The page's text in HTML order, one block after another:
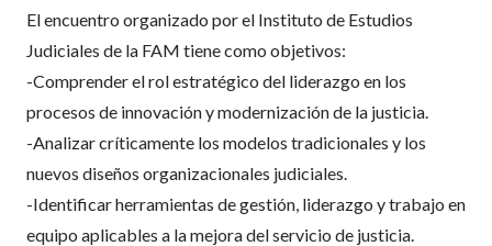
El encuentro organizado por el Instituto de Estudios
Judiciales de la FAM tiene como objetivos:
-Comprender el rol estratégico del liderazgo en los
procesos de innovación y modernización de la justicia.
-Analizar críticamente los modelos tradicionales y los
nuevos diseños organizacionales judiciales.
-Identificar herramientas de gestión, liderazgo y trabajo en
equipo aplicables a la mejora del servicio de justicia.